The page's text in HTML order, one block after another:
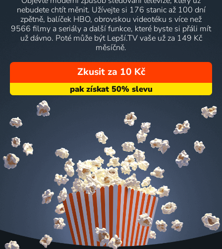
nebudete chtít měnit. Užívejte si 176 stanic až 100 dní
zpětně, balíček HBO, obrovskou videotéku s více než
9566 filmy a seriály a další funkce, které byste si přáli mít
už dávno. Poté může být Lepší.TV vaše už za 149 Kč
měsíčně.
Zkusit za 10 Kč